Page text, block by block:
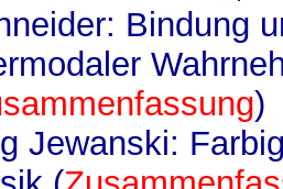
Bindung
)
Jewanski: